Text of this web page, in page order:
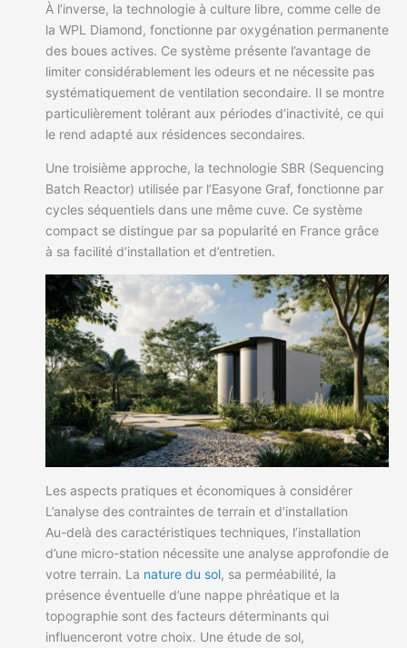
À l’inverse, la technologie à culture libre, comme celle de
la WPL Diamond, fonctionne par oxygénation permanente
des boues actives. Ce système présente l’avantage de
limiter considérablement les odeurs et ne nécessite pas
systématiquement de ventilation secondaire. Il se montre
particulièrement tolérant aux périodes d’inactivité, ce qui
le rend adapté aux résidences secondaires.
Une troisième approche, la technologie SBR (Sequencing
Batch Reactor) utilisée par l’Easyone Graf, fonctionne par
cycles séquentiels dans une même cuve. Ce système
compact se distingue par sa popularité en France grâce
à sa facilité d’installation et d’entretien.
Les aspects pratiques et économiques à considérer
L’analyse des contraintes de terrain et d’installation
Au-delà des caractéristiques techniques, l’installation
d’une micro-station nécessite une analyse approfondie de
votre terrain. La nature du sol, sa perméabilité, la
présence éventuelle d’une nappe phréatique et la
topographie sont des facteurs déterminants qui
influenceront votre choix. Une étude de sol,